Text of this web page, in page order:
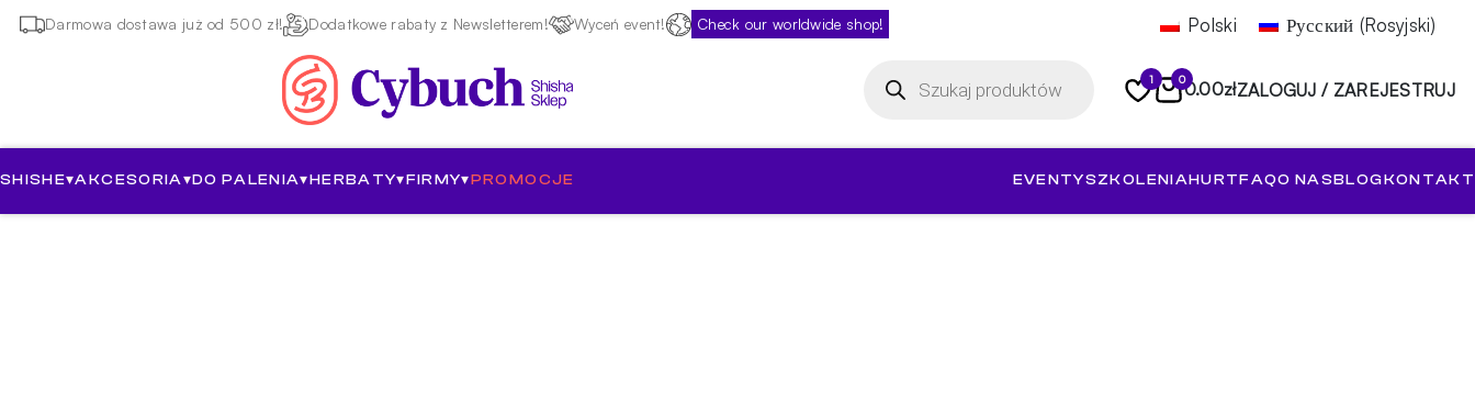
Darmowa dostawa już od 500 zł! Dodatkowe rabaty z Newsletterem! Wyceń event! Check our worldwide shop! Polski Русский (Rosyjski)
produktów 1 00.00złZALOGUJ / ZAREJESTRUJ
SHISHE▾AKCESORIA▾DO PALENIA▾HERBATY▾FIRMY▾PROMOCJE EVENTYSZKOLENIAHURTFAQO NASBLOGKONTAKT